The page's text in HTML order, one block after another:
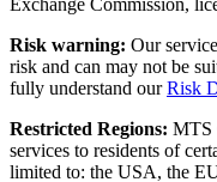
Risk warning: Our
risk and can may not be
fully understand ourRisk
Restricted Regions: MTS
services to residents of
limited to: the USA, the